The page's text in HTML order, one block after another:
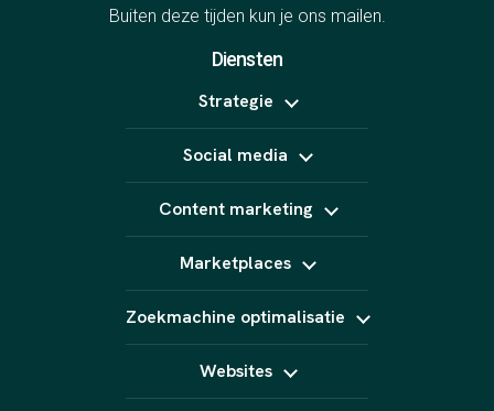
Buiten deze tijden kun je ons mailen.
Diensten
Strategie
Online marketing uitbesteden
B2B marketing
Content strategie
Influencer marketing
Social media
LinkedIn Ads
TikTok Ads
Snapchat Ads
Pinterest Ads
Content marketing
Video (short form)
Fotografie
Animatie
AI content
E-Mail marketing
Marketplaces
Kaufland
Amazon
Marktplaats
Zoekmachine optimalisatie
GEO
Linkbuilding
Websites